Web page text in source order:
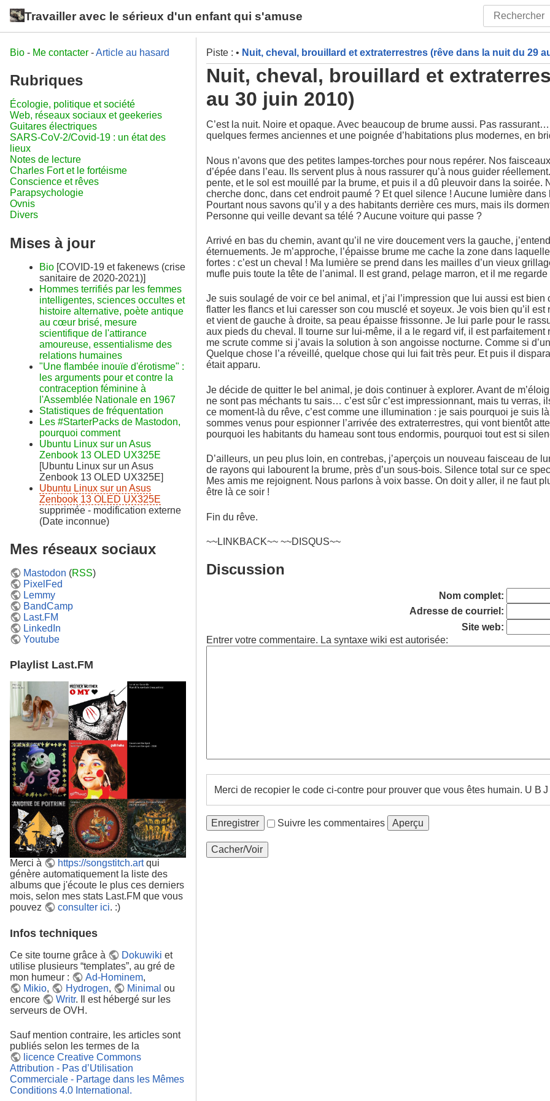
Travailler avec le sérieux d'un enfant qui s'amuse
Bio - Me contacter -Article au hasard
Rubriques
Écologie, politique et société
Web, réseaux sociaux et geekeries
Guitares électriques
SARS-CoV-2/Covid-19 : un état des
lieux
Notes de lecture
Charles Fort et le fortéisme
Conscience et rêves
Parapsychologie
Ovnis
Divers
Mises à jour
Bio [COVID-19 et fakenews (crise
sanitaire de 2020-2021)]
Hommes terrifiés par les femmes
intelligentes, sciences occultes et
histoire alternative, poète antique
au cœur brisé, mesure
scientifique de l'attirance
amoureuse, essentialisme des
relations humaines
"Une flambée inouïe d'érotisme" :
les arguments pour et contre la
contraception féminine à
l'Assemblée Nationale en 1967
Statistiques de fréquentation
Les #StarterPacks de Mastodon,
pourquoi comment
Ubuntu Linux sur un Asus
Zenbook 13 OLED UX325E
[Ubuntu Linux sur un Asus
Zenbook 13 OLED UX325E]
Ubuntu Linux sur un Asus
Zenbook 13 OLED UX325E
supprimée - modification externe
(Date inconnue)
Mes réseaux sociaux
Mastodon (RSS)
PixelFed
Lemmy
BandCamp
Last.FM
LinkedIn
Youtube
Playlist Last.FM
Merci à https://songstitch.artqui
génère automatiquement la liste des
albums que j'écoute le plus ces derniers
mois, selon mes stats Last.FM que vous
pouvez
consulter ici. :)
Infos techniques
Ce site tourne grâce à Dokuwiki et
utilise plusieurs “templates”, au gré de
mon humeur :
Ad-Hominem,
Mikio, Hydrogen, Minimal ou
encore
Writr. Il est hébergé sur les
serveurs de OVH.
Sauf mention contraire, les articles sont
publiés selon les termes de la
licence Creative Commons
Attribution - Pas d’Utilisation
Commerciale - Partage dans les Mêmes
Conditions 4.0 International .
Piste : • Nuit, cheval, brouillard et extraterrestres (rêve dans la nuit du 29
Nuit, cheval, brouillard et
au 30 juin 2010)
C’est la nuit. Noire et opaque. Avec beaucoup de brume aussi. Pas
quelques fermes anciennes et une poignée d’habitations plus modernes, en
Nous n’avons que des petites lampes-torches pour nous repérer. Nos
d’épée dans l’eau. Ils servent plus à nous rassurer qu’à nous guider
pente, et le sol est mouillé par la brume, et puis il a dû pleuvoir dans la soirée.
cherche donc, dans cet endroit paumé ? Et quel silence ! Aucune lumière
Pourtant nous savons qu’il y a des habitants derrière ces murs, mais ils
Personne qui veille devant sa télé ? Aucune voiture qui passe ?
Arrivé en bas du chemin, avant qu’il ne vire doucement vers la gauche,
éternuements. Je m’approche, l’épaisse brume me cache la zone dans
fortes : c’est un cheval ! Ma lumière se prend dans les mailles d’un vieux
mufle puis toute la tête de l’animal. Il est grand, pelage marron, et il me
Je suis soulagé de voir ce bel animal, et j’ai l’impression que lui aussi est
flatter les flancs et lui caresser son cou musclé et soyeux. Je vois bien qu’il
et vient de gauche à droite, sa peau épaisse frissonne. Je lui parle pour le
aux pieds du cheval. Il tourne sur lui-même, il a le regard vif, il est
me scrute comme si j’avais la solution à son angoisse nocturne. Comme si
Quelque chose l’a réveillé, quelque chose qui lui fait très peur. Et puis il
était apparu.
Je décide de quitter le bel animal, je dois continuer à explorer. Avant de
ne sont pas méchants tu sais… c’est sûr c’est impressionnant, mais tu verras,
ce moment-là du rêve, c’est comme une illumination : je sais pourquoi je suis
sommes venus pour espionner l’arrivée des extraterrestres, qui vont bientôt
pourquoi les habitants du hameau sont tous endormis, pourquoi tout est si
D’ailleurs, un peu plus loin, en contrebas, j’aperçois un nouveau faisceau de
de rayons qui labourent la brume, près d’un sous-bois. Silence total sur ce
Mes amis me rejoignent. Nous parlons à voix basse. On doit y aller, il ne faut
être là ce soir !
Fin du rêve.
~~LINKBACK~~ ~~DISQUS~~
Discussion
Nom complet:
Adresse de courriel:
Site web:
Entrer votre commentaire. La syntaxe wiki est autorisée:
Merci de recopier le code ci-contre pour prouver que vous êtes humain. U B
Suivre les commentaires